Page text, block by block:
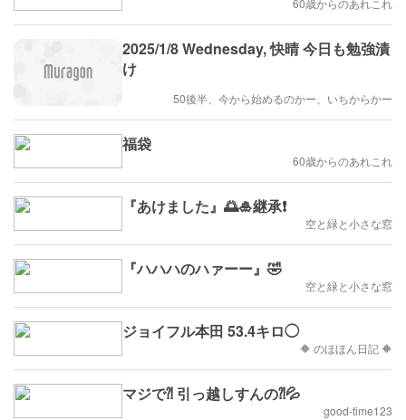
60歳からのあれこれ
2025/1/8 Wednesday, 快晴 今日も勉強漬
け
50後半、今から始めるのかー、いちからかー
福袋
60歳からのあれこれ
『あけました』🌅🎍継承❗️
空と緑と小さな窓
『ハハハのハァーー』🤣
空と緑と小さな窓
ジョイフル本田 53.4キロ◯
🔶 のほほん日記 🔶
マジで⁈ 引っ越しすんの⁈💦
good-time123